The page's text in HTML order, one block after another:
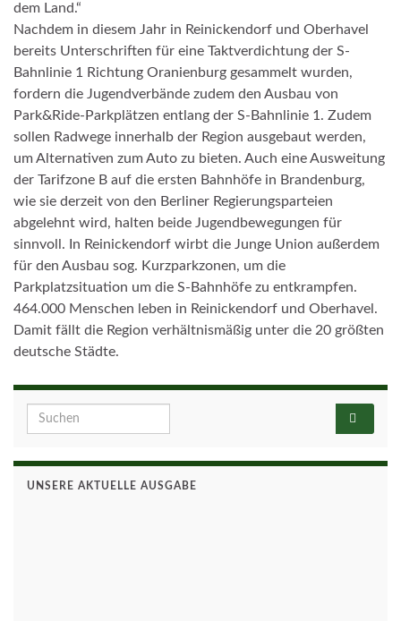
dem Land.“
Nachdem in diesem Jahr in Reinickendorf und Oberhavel
bereits Unterschriften für eine Taktverdichtung der S-
Bahnlinie 1 Richtung Oranienburg gesammelt wurden,
fordern die Jugendverbände zudem den Ausbau von
Park&Ride-Parkplätzen entlang der S-Bahnlinie 1. Zudem
sollen Radwege innerhalb der Region ausgebaut werden,
um Alternativen zum Auto zu bieten. Auch eine Ausweitung
der Tarifzone B auf die ersten Bahnhöfe in Brandenburg,
wie sie derzeit von den Berliner Regierungsparteien
abgelehnt wird, halten beide Jugendbewegungen für
sinnvoll. In Reinickendorf wirbt die Junge Union außerdem
für den Ausbau sog. Kurzparkzonen, um die
Parkplatzsituation um die S-Bahnhöfe zu entkrampfen.
464.000 Menschen leben in Reinickendorf und Oberhavel.
Damit fällt die Region verhältnismäßig unter die 20 größten
deutsche Städte.
Search for:
UNSERE AKTUELLE AUSGABE